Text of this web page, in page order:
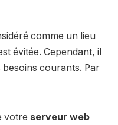
comme un lieu
évitée. Cependant, il
courants. Par
votre serveur web